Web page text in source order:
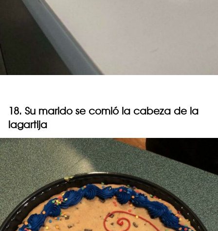
18. Su marido se comió la cabeza de la
lagartija